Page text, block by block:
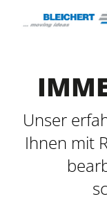
Inhalt
Unser
Ihnen mit